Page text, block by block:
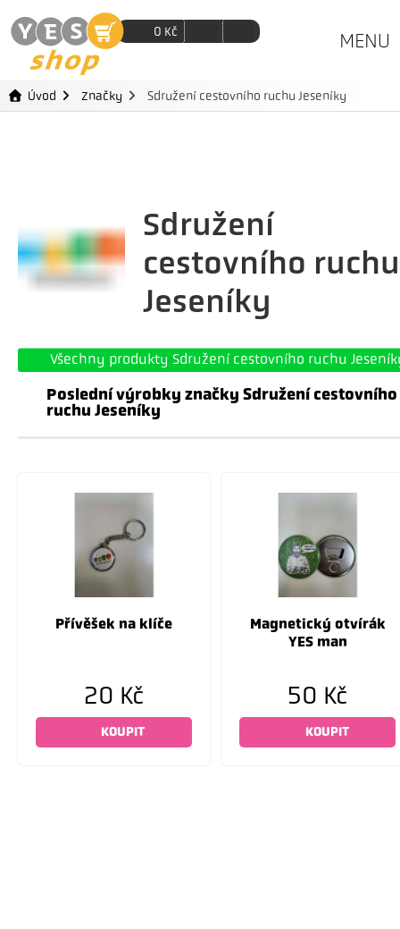
0 Kč MENU
Úvod Značky Sdružení cestovního ruchu Jeseníky
Sdružení
cestovního ruchu
Jeseníky
Všechny produkty Sdružení cestovního ruchu
Poslední výrobky značky Sdružení cestovního
ruchu Jeseníky
20 Kč
KOUPIT
Přívěšek na klíče
50 Kč
KOUPIT
Magnetický otvírák
YES man